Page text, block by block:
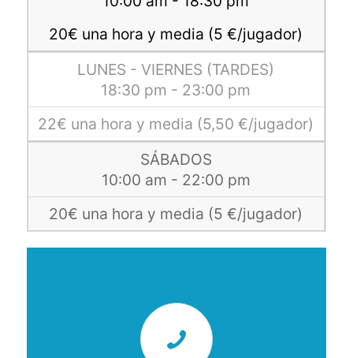
20€ una hora y media (5 €/jugador)
LUNES - VIERNES (TARDES)
18:30 pm - 23:00 pm
22€ una hora y media (5,50 €/jugador)
SÁBADOS
10:00 am - 22:00 pm
20€ una hora y media (5 €/jugador)